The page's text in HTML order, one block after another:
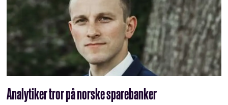
Analytiker tror på norske sparebanker